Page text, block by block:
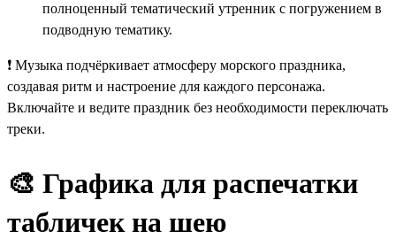
полноценный тематический утренник с погружением в
подводную тематику.
❗ Музыка подчёркивает атмосферу морского праздника,
создавая ритм и настроение для каждого персонажа.
Включайте и ведите праздник без необходимости переключать
треки.
🎨 Графика для распечатки
табличек на шею